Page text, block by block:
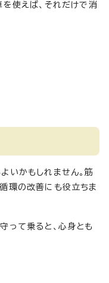
を使えば、それだけで消
いかもしれません。筋
環の改善にも役立ちま
って乗ると、心身とも